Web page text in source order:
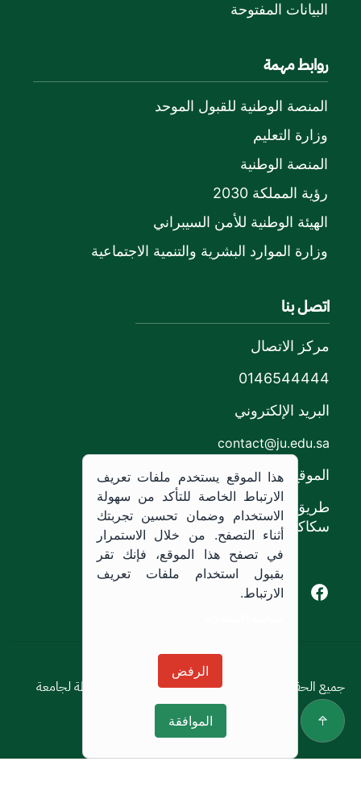
البيانات المفتوحة
روابط مهمة
المنصة الوطنية للقبول الموحد
وزارة التعليم
المنصة الوطنية
رؤية المملكة 2030
الهيئة الوطنية للأمن السيبراني
وزارة الموارد البشرية والتنمية الاجتماعية
اتصل بنا
مركز الاتصال
0146544444
البريد الإلكتروني
contact@ju.edu.sa
الموقع
طريق الملك خالد،
سكاكا, المملكة العربية السعودية.
Facebook of Jouf University
X of Jouf University
سياسة الاستخدام
جميع الحقوق محفوظة © 2026 جميع الحقوق محفوظة لجامعة
الجوف
هذا الموقع يستخدم ملفات تعريف
الارتباط الخاصة للتأكد من سهولة
الاستخدام وضمان تحسين تجربتك
أثناء التصفح. من خلال الاستمرار
في تصفح هذا الموقع، فإنك تقر
بقبول استخدام ملفات تعريف
الارتباط.
الرفض
الموافقة